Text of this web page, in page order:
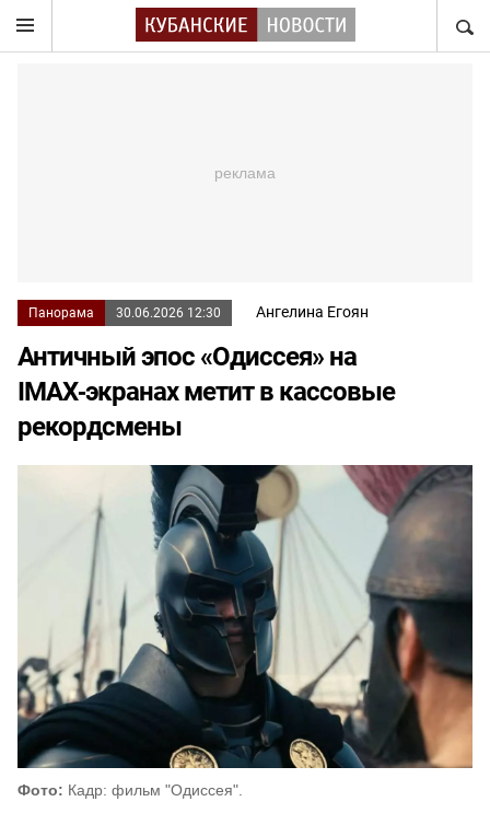
Панорама 30.06.2026 12:30 Ангелина Егоян
Античный эпос «Одиссея» на
IMAX‑экранах метит в кассовые
рекордсмены
Фото: Кадр: фильм "Одиссея".